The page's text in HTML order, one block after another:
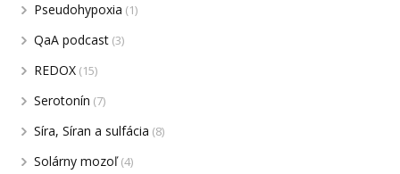
Pseudohypoxia (1)
QaA podcast (3)
REDOX (15)
Serotonín (7)
Síra, Síran a sulfácia (8)
Solárny mozoľ(4)